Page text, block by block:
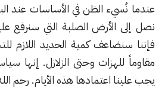
الظن في الأساسات عند البناء،
الصلبة التي سنرفع عليها البناء.
كمية الحديد اللازم للتسليح
وحتى الزلازل. ‏إنها سياسة “سوء
اعتمادها هذه الأيام. رحم الله